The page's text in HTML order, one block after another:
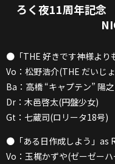
ろく夜11周年記念
●「THE 好きです神様より
Vo：松野浩介(THE だいじ
Ba：高橋 “キャプテン” 陽
Dr：木邑啓太(円盤少女)
Gt：七蔵司(ロリータ18号)
●「ある日作成しよう」as
Vo：玉梶かずや(ゼーゼー